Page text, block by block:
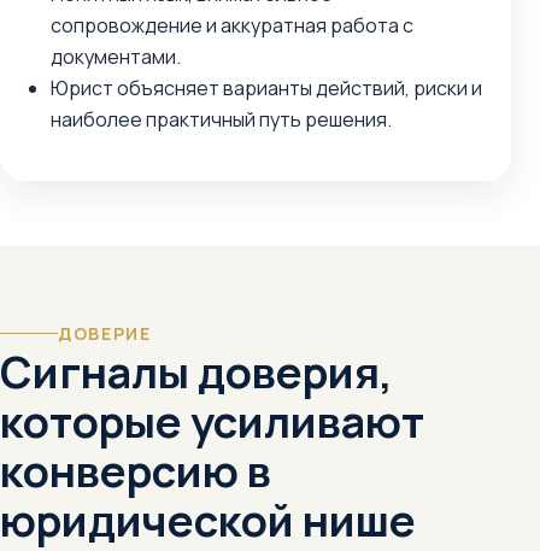
сопровождение и аккуратная работа с
документами.
Юрист объясняет варианты действий, риски и
наиболее практичный путь решения.
ДОВЕРИЕ
Сигналы доверия,
которые усиливают
конверсию в
юридической нише